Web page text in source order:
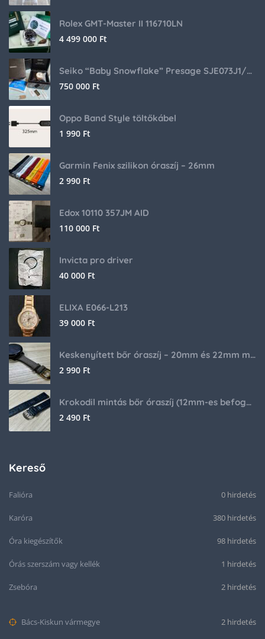
Rolex GMT-Master II 116710LN
4 499 000 Ft
Seiko “Baby Snowflake” Presage SJE073J1/SARA015 Limited Edition
750 000 Ft
Oppo Band Style töltőkábel
1 990 Ft
Garmin Fenix szilikon óraszíj – 26mm
2 990 Ft
Edox 10110 357JM AID
110 000 Ft
Invicta pro driver
40 000 Ft
ELIXA E066-L213
39 000 Ft
Keskenyített bőr óraszíj – 20mm és 22mm méretben
2 990 Ft
Krokodil mintás bőr óraszíj (12mm-es befogóval rendelkező órához)
2 490 Ft
Kereső
Falióra 0 hirdetés
Karóra 380 hirdetés
Óra kiegészítők 98 hirdetés
Órás szerszám vagy kellék 1 hirdetés
Zsebóra 2 hirdetés
Bács-Kiskun vármegye 2 hirdetés